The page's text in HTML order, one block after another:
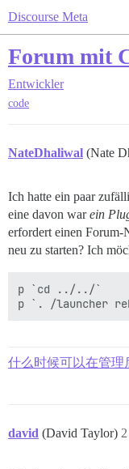
Discourse Meta
Forum mit
Entwickler
code
NateDhaliwal (Nate
Ich hatte ein paar
eine davon warein
erfordert einen
neu zu starten? Ich
p `cd ../../`
什么时候可以在管理
david (David Taylor) 2